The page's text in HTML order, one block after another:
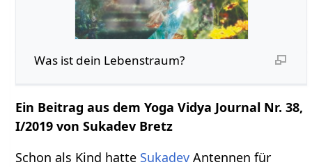
Was ist dein Lebenstraum?
Ein Beitrag aus dem Yoga Vidya Journal Nr. 38,
I/2019 von Sukadev Bretz
Schon als Kind hatte Sukadev Antennen für